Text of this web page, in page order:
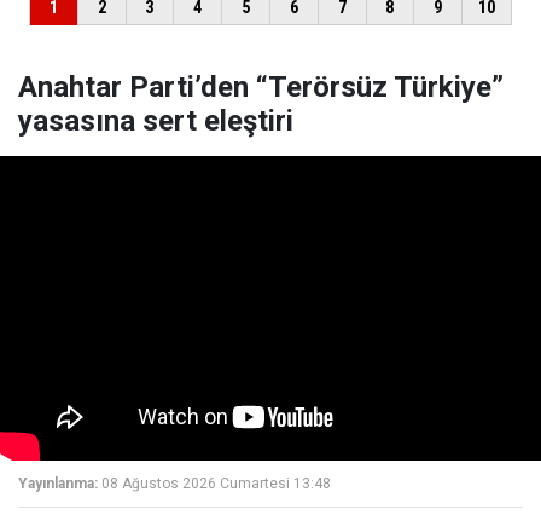
Anahtar Parti’den “Terörsüz Türkiye”
yasasına sert eleştiri
Yayınlanma: 08 Ağustos 2026 Cumartesi 13:48